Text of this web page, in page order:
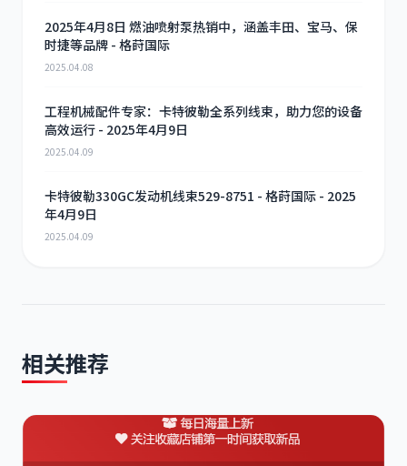
2025年4月8日 燃油喷射泵热销中，涵盖丰田、宝马、保
时捷等品牌 - 格莳国际
2025.04.08
工程机械配件专家：卡特彼勒全系列线束，助力您的设备
高效运行 - 2025年4月9日
2025.04.09
卡特彼勒330GC发动机线束529-8751 - 格莳国际 - 2025
年4月9日
2025.04.09
相关推荐